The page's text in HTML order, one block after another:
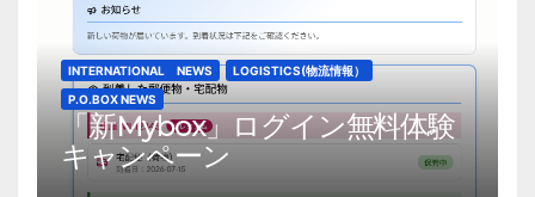
INTERNATIONAL NEWS
LOGISTICS(物流情報）
P.O.BOX NEWS
「新Mybox」ログイン無料体験
キャンペーン